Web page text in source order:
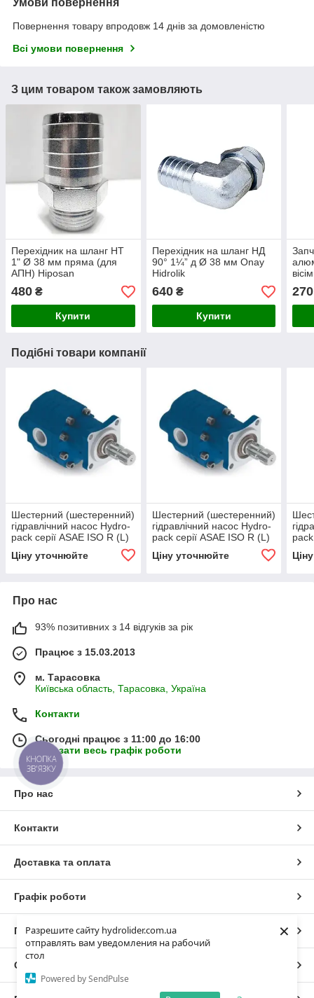
Разрешите сайту hydrolider.com.ua
отправлять вам уведомления на рабочий
стол
Powered by SendPulse
×
Повернення товару впродовж 14 днів за домовленістю
Всі умови повернення
З цим товаром також замовляють
Перехідник на шланг НТ
1" Ø 38 мм пряма (для
АПН) Hiposan
480 ₴
Купити
Перехідник на шланг НД
90° 1¼” д Ø 38 мм Onay
Hidrolik
640₴
Купити
270
Подібні товари компанії
Шестерний (шестеренний)
гідравлічний насос Hydro-
pack серії ASAE ISO R (L)
Ціну уточнюйте
Шестерний (шестеренний)
гідравлічний насос Hydro-
pack серії ASAE ISO R (L)
Ціну уточнюйте
Про нас
93% позитивних з 14 відгуків за рік
Працює з 15.03.2013
м. Тарасовка
Київська область, Тарасовка, Україна
Контакти
Сьогодні працює з 11:00 до 16:00
Показати весь графік роботи
Про нас
Контакти
Доставка та оплата
Графік роботи
Повна версія сайту
Сайт створено на маркетплейсі
КНОПКА
ЗВ'ЯЗКУ